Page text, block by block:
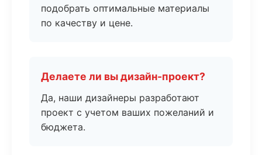
подобрать оптимальные материалы
по качеству и цене.
Делаете ли вы дизайн-проект?
Да, наши дизайнеры разработают
проект с учетом ваших пожеланий и
бюджета.